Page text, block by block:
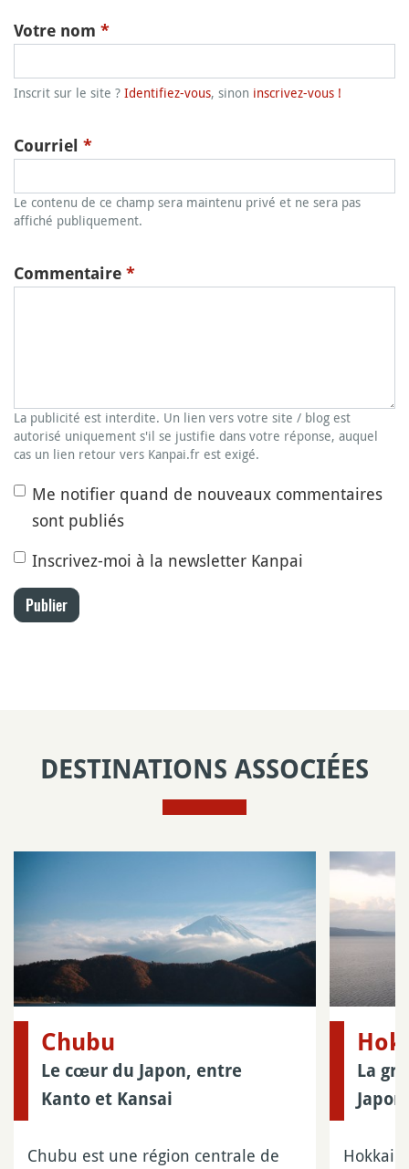
Votre nom *
Inscrit sur le site ? Identifiez-vous, sinon inscrivez-vous !
Courriel *
Le contenu de ce champ sera maintenu privé et ne sera pas
affiché publiquement.
Commentaire *
La publicité est interdite. Un lien vers votre site / blog est
autorisé uniquement s'il se justifie dans votre réponse, auquel
cas un lien retour vers Kanpai.fr est exigé.
Me notifier quand de nouveaux commentaires
sont publiés
Inscrivez-moi à la newsletter Kanpai
Publier
DESTINATIONS ASSOCIÉES
Chubu
Le cœur du Japon, entre
Kanto et Kansai
Chubu est une région centrale de
La
Japon